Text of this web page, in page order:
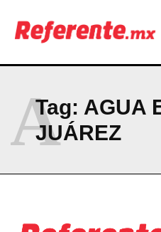
Linux nació como un hobby y
Más escuelas renovadas:
partida
CONTACT
Tag: AGUA
JUÁREZ
A